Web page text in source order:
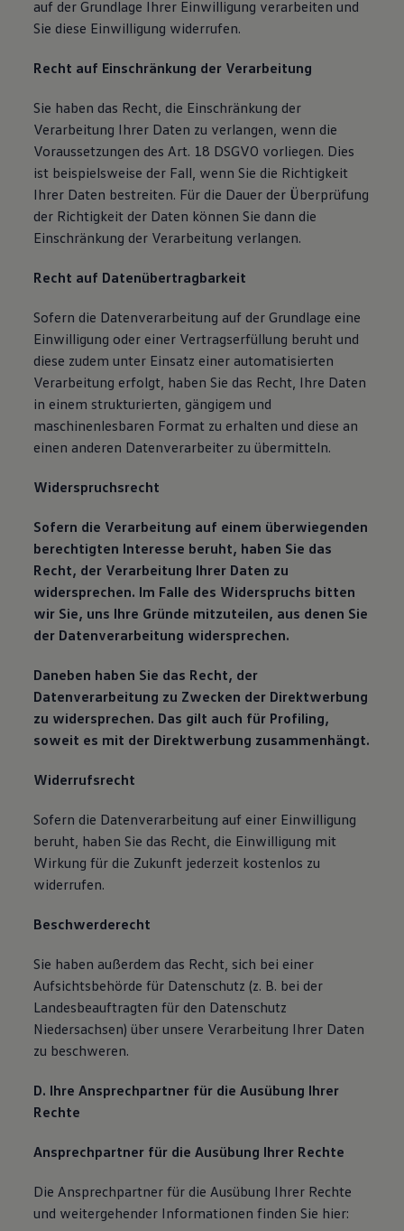
auf der Grundlage Ihrer Einwilligung verarbeiten und
Sie diese Einwilligung widerrufen.
Recht auf Einschränkung der Verarbeitung
Sie haben das Recht, die Einschränkung der
Verarbeitung Ihrer Daten zu verlangen, wenn die
Voraussetzungen des Art. 18 DSGVO vorliegen. Dies
ist beispielsweise der Fall, wenn Sie die Richtigkeit
Ihrer Daten bestreiten. Für die Dauer der Überprüfung
der Richtigkeit der Daten können Sie dann die
Einschränkung der Verarbeitung verlangen.
Recht auf Datenübertragbarkeit
Sofern die Datenverarbeitung auf der Grundlage eine
Einwilligung oder einer Vertragserfüllung beruht und
diese zudem unter Einsatz einer automatisierten
Verarbeitung erfolgt, haben Sie das Recht, Ihre Daten
in einem strukturierten, gängigem und
maschinenlesbaren Format zu erhalten und diese an
einen anderen Datenverarbeiter zu übermitteln.
Widerspruchsrecht
Sofern die Verarbeitung auf einem überwiegenden
berechtigten Interesse beruht, haben Sie das
Recht, der Verarbeitung Ihrer Daten zu
widersprechen. Im Falle des Widerspruchs bitten
wir Sie, uns Ihre Gründe mitzuteilen, aus denen Sie
der Datenverarbeitung widersprechen.
Daneben haben Sie das Recht, der
Datenverarbeitung zu Zwecken der Direktwerbung
zu widersprechen. Das gilt auch für Profiling,
soweit es mit der Direktwerbung zusammenhängt.
Widerrufsrecht
Sofern die Datenverarbeitung auf einer Einwilligung
beruht, haben Sie das Recht, die Einwilligung mit
Wirkung für die Zukunft jederzeit kostenlos zu
widerrufen.
Beschwerderecht
Sie haben außerdem das Recht, sich bei einer
Aufsichtsbehörde für Datenschutz (z. B. bei der
Landesbeauftragten für den Datenschutz
Niedersachsen) über unsere Verarbeitung Ihrer Daten
zu beschweren.
D. Ihre Ansprechpartner für die Ausübung Ihrer
Rechte
Ansprechpartner für die Ausübung Ihrer Rechte
Die Ansprechpartner für die Ausübung Ihrer Rechte
und weitergehender Informationen finden Sie hier: